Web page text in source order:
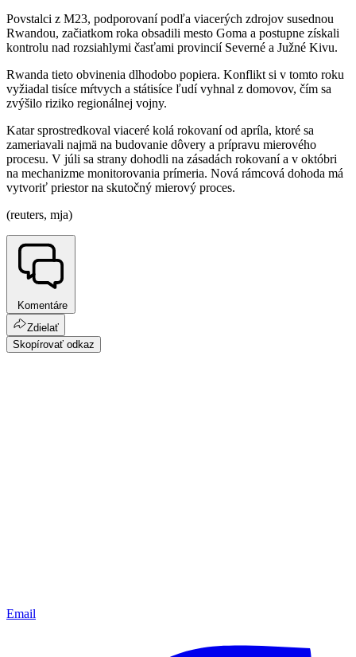
Povstalci z M23, podporovaní podľa viacerých zdrojov susednou
Rwandou, začiatkom roka obsadili mesto Goma a postupne získali
kontrolu nad rozsiahlymi časťami provincií Severné a Južné Kivu.
Rwanda tieto obvinenia dlhodobo popiera. Konflikt si v tomto roku
vyžiadal tisíce mŕtvych a státisíce ľudí vyhnal z domovov, čím sa
zvýšilo riziko regionálnej vojny.
Katar sprostredkoval viaceré kolá rokovaní od apríla, ktoré sa
zameriavali najmä na budovanie dôvery a prípravu mierového
procesu. V júli sa strany dohodli na zásadách rokovaní a v októbri
na mechanizme monitorovania prímeria. Nová rámcová dohoda má
vytvoriť priestor na skutočný mierový proces.
(reuters, mja)
Komentáre
Zdielať
Skopírovať odkaz
Email